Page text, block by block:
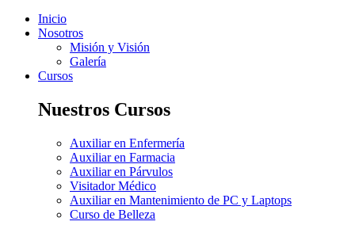
Inicio
Nosotros
Misión y Visión
Galería
Cursos
Nuestros Cursos
Auxiliar en Enfermería
Auxiliar en Farmacia
Auxiliar en Párvulos
Visitador Médico
Auxiliar en Mantenimiento de PC y Laptops
Curso de Belleza